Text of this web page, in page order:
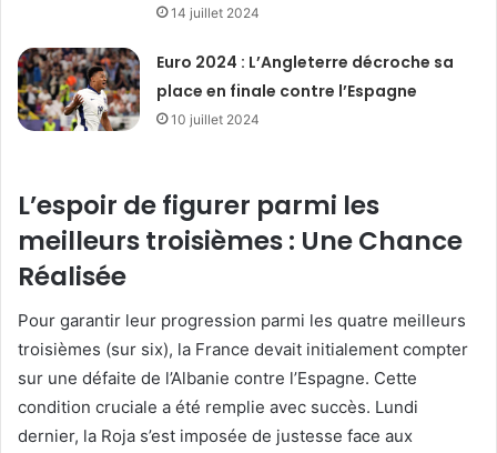
14 juillet 2024
Euro 2024 : L’Angleterre décroche sa
place en finale contre l’Espagne
10 juillet 2024
L’espoir de figurer parmi les
meilleurs troisièmes : Une Chance
Réalisée
Pour garantir leur progression parmi les quatre meilleurs
troisièmes (sur six), la France devait initialement compter
sur une défaite de l’Albanie contre l’Espagne. Cette
condition cruciale a été remplie avec succès. Lundi
dernier, la Roja s’est imposée de justesse face aux